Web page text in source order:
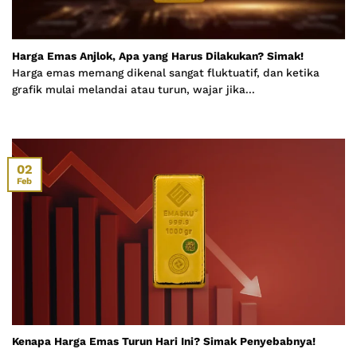
Harga Emas Anjlok, Apa yang Harus Dilakukan? Simak!
Harga emas memang dikenal sangat fluktuatif, dan ketika
grafik mulai melandai atau turun, wajar jika...
Kenapa Harga Emas Turun Hari Ini? Simak Penyebabnya!
02
Feb